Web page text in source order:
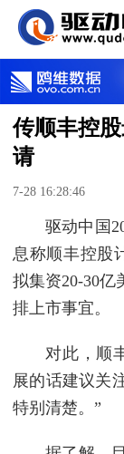
传顺丰控
请
7-28 16:28:46
驱动中国
息称顺丰控股
拟集资20-30亿
排上市事宜。
对此，顺
展的话建议关
特别清楚。”